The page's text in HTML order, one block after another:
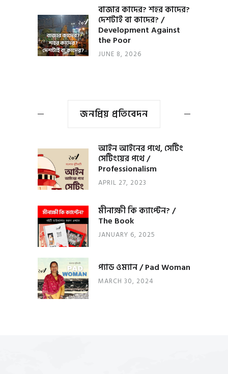
বাজার কাদের? শহর কাদের?
দেশটাই বা কাদের? /
Development Against
the Poor
JUNE 8, 2026
জনপ্রিয় প্রতিবেদন
আইন আইনের পথে, সেটিং
সেটিংয়ের পথে /
Professionalism
APRIL 27, 2023
মীনাক্ষী কি ক্যাপ্টেন? /
The Book
JANUARY 6, 2025
প্যাড ওম্যান / Pad Woman
MARCH 30, 2024